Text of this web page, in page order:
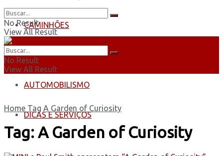
CAMINHÕES
ÔNIBUS
AUTOMOBILISMO
DICAS E SERVIÇOS
No Result
View All Result
No Result
View All Result
Home Tag A Garden of Curiosity
Tag:A Garden of Curiosity